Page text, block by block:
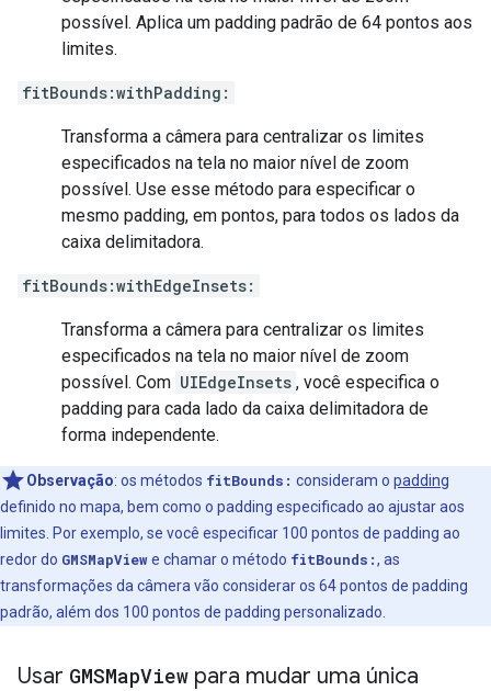
possível. Aplica um padding padrão de 64 pontos aos
limites.
fitBounds:withPadding:
Transforma a câmera para centralizar os limites
especificados na tela no maior nível de zoom
possível. Use esse método para especificar o
mesmo padding, em pontos, para todos os lados da
caixa delimitadora.
fitBounds:withEdgeInsets:
Transforma a câmera para centralizar os limites
especificados na tela no maior nível de zoom
possível. Com UIEdgeInsets , você especifica o
padding para cada lado da caixa delimitadora de
forma independente.
Observação: os métodos fitBounds: consideram o padding
definido no mapa, bem como o padding especificado ao ajustar aos
limites. Por exemplo, se você especificar 100 pontos de padding ao
redor do GMSMapViewe chamar o método fitBounds:, as
transformações da câmera vão considerar os 64 pontos de padding
padrão, além dos 100 pontos de padding personalizado.
Usar GMSMapView para mudar uma única